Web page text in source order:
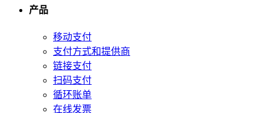
产品
移动支付
支付方式和提供商
链接支付
扫码支付
循环账单
在线发票